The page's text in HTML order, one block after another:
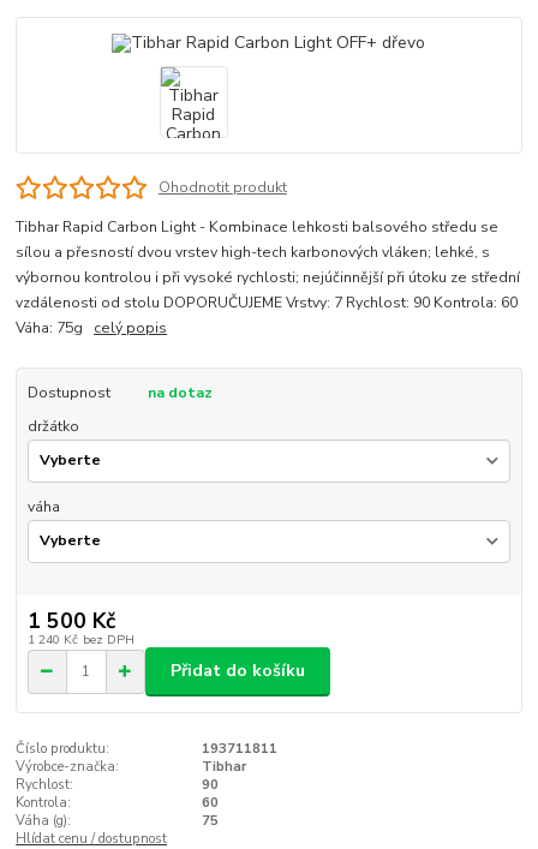
Ohodnotit produkt
Tibhar Rapid Carbon Light - Kombinace lehkosti balsového středu se
sílou a přesností dvou vrstev high-tech karbonových vláken; lehké, s
výbornou kontrolou i při vysoké rychlosti; nejúčinnější při útoku ze střední
vzdálenosti od stolu DOPORUČUJEME Vrstvy: 7 Rychlost: 90 Kontrola: 60
Váha: 75g celý popis
Dostupnost
na dotaz
držátko
váha
1 500 Kč
1 240 Kč bez DPH
Přidat do košíku
Číslo produktu:
193711811
Výrobce-značka:
Tibhar
Rychlost:
90
Kontrola:
60
Váha (g):
75
Hlídat cenu / dostupnost